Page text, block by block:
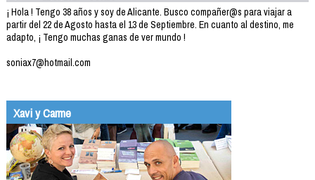
¡ Hola ! Tengo 38 años y soy de Alicante. Busco compañer@s para viajar a
partir del 22 de Agosto hasta el 13 de Septiembre. En cuanto al destino, me
adapto, ¡ Tengo muchas ganas de ver mundo !
soniax7@hotmail.com
Xavi y Carme